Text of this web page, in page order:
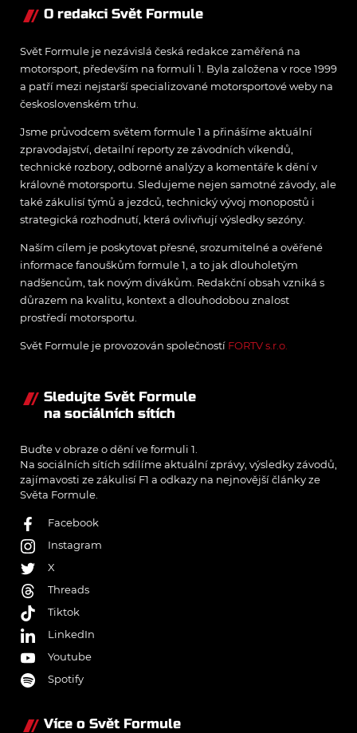
období.O redakci Svět Formule
Svět Formule je nezávislá česká redakce zaměřená na
motorsport, především na formuli 1. Byla založena v roce 1999
a patří mezi nejstarší specializované motorsportové weby na
československém trhu.
Jsme průvodcem světem formule 1 a přinášíme aktuální
zpravodajství, detailní reporty ze závodních víkendů,
technické rozbory, odborné analýzy a komentáře k dění v
královně motorsportu. Sledujeme nejen samotné závody, ale
také zákulisí týmů a jezdců, technický vývoj monopostů i
strategická rozhodnutí, která ovlivňují výsledky sezóny.
Naším cílem je poskytovat přesné, srozumitelné a ověřené
informace fanouškům formule 1, a to jak dlouholetým
nadšencům, tak novým divákům. Redakční obsah vzniká s
důrazem na kvalitu, kontext a dlouhodobou znalost
prostředí motorsportu.
Svět Formule je provozován společností FORTV s.r.o.
Sledujte Svět Formule
na sociálních sítích
Buďte v obraze o dění ve formuli 1.
Na sociálních sítích sdílíme aktuální zprávy, výsledky závodů,
zajímavosti ze zákulisí F1 a odkazy na nejnovější články ze
Světa Formule.
Facebook
Instagram
X
Threads
Tiktok
LinkedIn
Youtube
Spotify
Více o Svět Formule